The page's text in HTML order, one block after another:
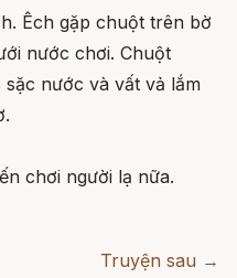
Êch gặp chuột trên bờ
nước chơi. Chuột
nước và vất vả lắm
chơi người lạ nữa.
Truyện sau →